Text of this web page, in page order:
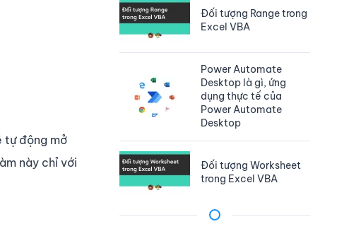
tự động mở
này chỉ với
Đối tượng Range trong
Excel VBA
Power Automate
Desktop là gì, ứng
dụng thực tế của
Power Automate
Desktop
Đối tượng Worksheet
trong Excel VBA